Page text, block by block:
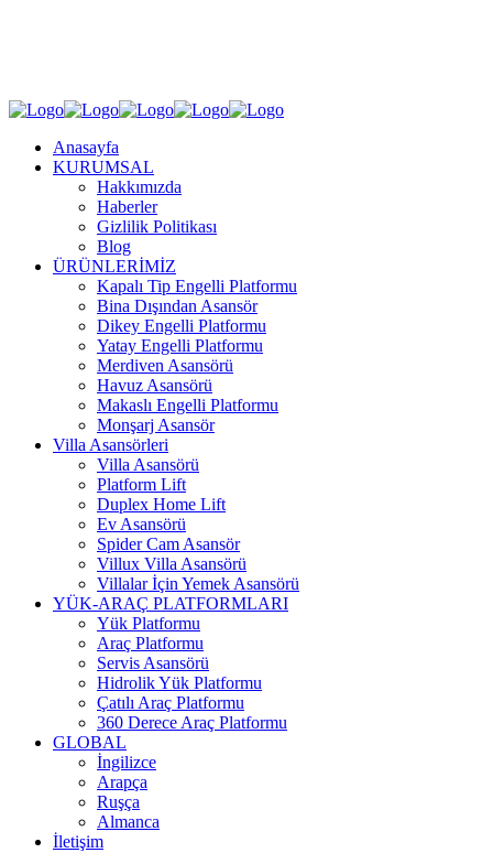
Anasayfa
KURUMSAL
Hakkımızda
Haberler
Gizlilik Politikası
Blog
ÜRÜNLERİMİZ
Kapalı Tip Engelli Platformu
Bina Dışından Asansör
Dikey Engelli Platformu
Yatay Engelli Platformu
Merdiven Asansörü
Havuz Asansörü
Makaslı Engelli Platformu
Monşarj Asansör
Villa Asansörleri
Villa Asansörü
Platform Lift
Duplex Home Lift
Ev Asansörü
Spider Cam Asansör
Villux Villa Asansörü
Villalar İçin Yemek Asansörü
YÜK-ARAÇ PLATFORMLARI
Yük Platformu
Araç Platformu
Servis Asansörü
Hidrolik Yük Platformu
Çatılı Araç Platformu
360 Derece Araç Platformu
GLOBAL
İngilizce
Arapça
Ruşça
Almanca
İletişim